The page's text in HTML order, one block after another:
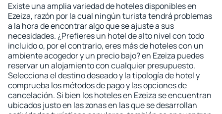
Existe una amplia variedad de hoteles disponibles en
Ezeiza, razón por la cual ningún turista tendrá problemas
a la hora de encontrar algo que se ajuste a sus
necesidades. ¿Prefieres un hotel de alto nivel con todo
incluido o, por el contrario, eres más de hoteles con un
ambiente acogedor y un precio bajo? en Ezeiza puedes
reservar un alojamiento con cualquier presupuesto.
Selecciona el destino deseado y la tipología de hotel y
comprueba los métodos de pago y las opciones de
cancelación. Si bien los hoteles en Ezeiza se encuentran
ubicados justo en las zonas en las que se desarrollan